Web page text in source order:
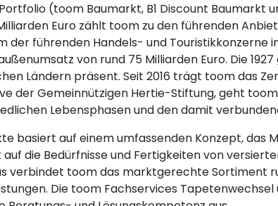
(toom Baumarkt, B1 Discount Baumarkt
Euro zählt toom zu den führenden
der führenden Handels- und Touristikkonzerne
von rund 75 Milliarden Euro. Die
Ländern präsent. Seit 2016 trägt toom das
der Gemeinnützigen Hertie-Stiftung, geht
Lebensphasen und den damit
basiert auf einem umfassenden Konzept,
auf die Bedürfnisse und Fertigkeiten von
verbindet toom das marktgerechte Sortiment
Die toom Fachservices